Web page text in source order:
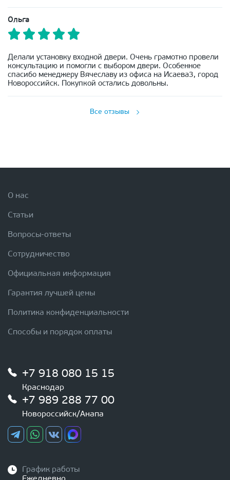
Ольга
Делали установку входной двери. Очень грамотно провели
консультацию и помогли с выбором двери. Особенное
спасибо менеджеру Вячеславу из офиса на Исаева3, город
Новороссийск. Покупкой остались довольны.
Все отзывы
О нас
Статьи
Вопросы-ответы
Сотрудничество
Официальная информация
Гарантия лучшей цены
Политика конфиденциальности
Способы и порядок оплаты
+7 918 080 15 15
Краснодар
+7 989 288 77 00
Новороссийск/Анапа
График работы